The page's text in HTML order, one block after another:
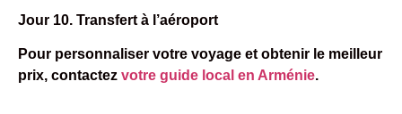
Jour 10. Transfert à l’aéroport
Pour personnaliser votre voyage et obtenir le meilleur
prix, contactez votre guide local en Arménie.